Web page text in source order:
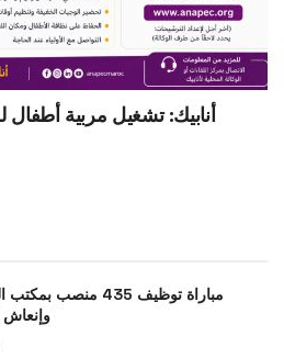
أنابيك: تشغيل مربية أطفال
مباراة توظيف 435 منصب
وإنعاش